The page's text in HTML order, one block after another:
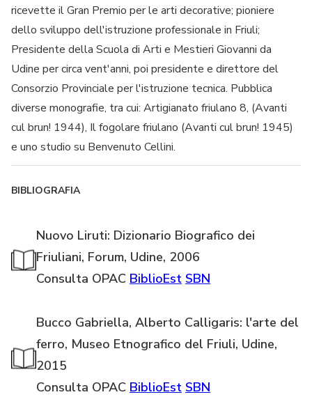
ricevette il Gran Premio per le arti decorative; pioniere
dello sviluppo dell'istruzione professionale in Friuli;
Presidente della Scuola di Arti e Mestieri Giovanni da
Udine per circa vent'anni, poi presidente e direttore del
Consorzio Provinciale per l'istruzione tecnica. Pubblica
diverse monografie, tra cui: Artigianato friulano 8, (Avanti
cul brun! 1944), Il fogolare friulano (Avanti cul brun! 1945)
e uno studio su Benvenuto Cellini.
BIBLIOGRAFIA
Nuovo Liruti: Dizionario Biografico dei
Friuliani, Forum, Udine, 2006
Consulta OPAC BiblioEst SBN
Bucco Gabriella, Alberto Calligaris: l'arte del
ferro, Museo Etnografico del Friuli, Udine,
2015
Consulta OPAC BiblioEst SBN